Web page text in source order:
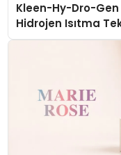
Kleen-Hy-Dro-Gen
Hidrojen Isıtma
Düzenleyici